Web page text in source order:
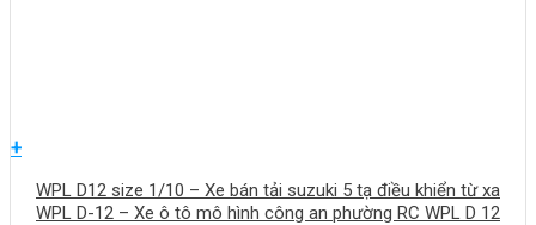
+
WPL D12 size 1/10 – Xe bán tải suzuki 5 tạ điều khiển từ xa
WPL D-12 – Xe ô tô mô hình công an phường RC WPL D 12